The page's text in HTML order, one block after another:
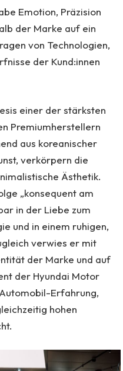
Emotion, Präzision
der Marke auf ein
von Technologien,
der Kund:innen
einer der stärksten
Premiumherstellern
aus koreanischer
verkörpern die
Ästhetik.
„konsequent am
in der Liebe zum
und in einem ruhigen,
verwies er mit
der Marke und auf
der Hyundai Motor
Erfahrung,
hohen